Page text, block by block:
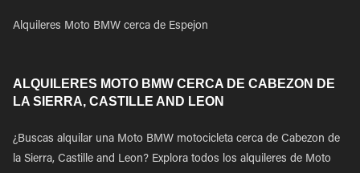
Alquileres Moto BMW cerca de Espejon
ALQUILERES MOTO BMW CERCA DE CABEZON DE
LA SIERRA, CASTILLE AND LEON
¿Buscas alquilar una Moto BMW motocicleta cerca de Cabezon de
la Sierra, Castille and Leon? Explora todos los alquileres de Moto